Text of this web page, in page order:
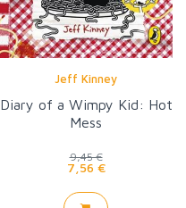
Jeff Kinney
Diary of a Wimpy Kid: Hot
Mess
9,45 €
7,56 €